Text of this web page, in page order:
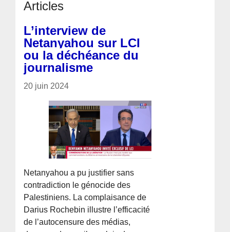
Articles
L’interview de
Netanyahou sur LCI
ou la déchéance du
journalisme
20 juin 2024
Netanyahou a pu justifier sans
contradiction le génocide des
Palestiniens. La complaisance de
Darius Rochebin illustre l’efficacité
de l’autocensure des médias,